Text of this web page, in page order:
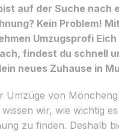
auf der Suche nach
Kein Problem!
Umzugsprofi Eich
findest du schnell
neues Zuhause in
Umzüge von
wir, wie wichtig
zu finden. Deshalb